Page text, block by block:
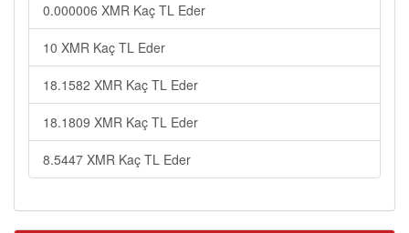
0.000006 XMR Kaç TL Eder
10 XMR Kaç TL Eder
18.1582 XMR Kaç TL Eder
18.1809 XMR Kaç TL Eder
8.5447 XMR Kaç TL Eder